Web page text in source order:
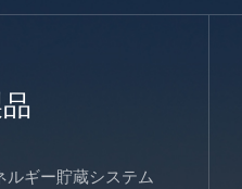
ルギー貯蔵システム